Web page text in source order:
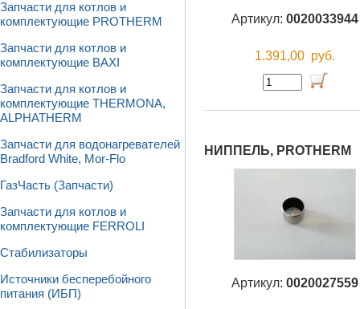
Запчасти для котлов и
комплектующие PROTHERM
Запчасти для котлов и
комплектующие BAXI
Запчасти для котлов и
комплектующие THERMONA,
ALPHATHERM
Запчасти для водонагревателей
Bradford White, Mor-Flo
ГазЧасть (Запчасти)
Запчасти для котлов и
комплектующие FERROLI
Стабилизаторы
Источники бесперебойного
питания (ИБП)
Артикул: 0020033944
1.391,00 руб.
НИППЕЛЬ, PROTHERM
Артикул: 0020027559